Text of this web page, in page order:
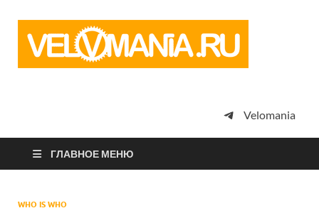
просто
Velomania
ГЛАВНОЕ МЕНЮ
WHO IS WHO